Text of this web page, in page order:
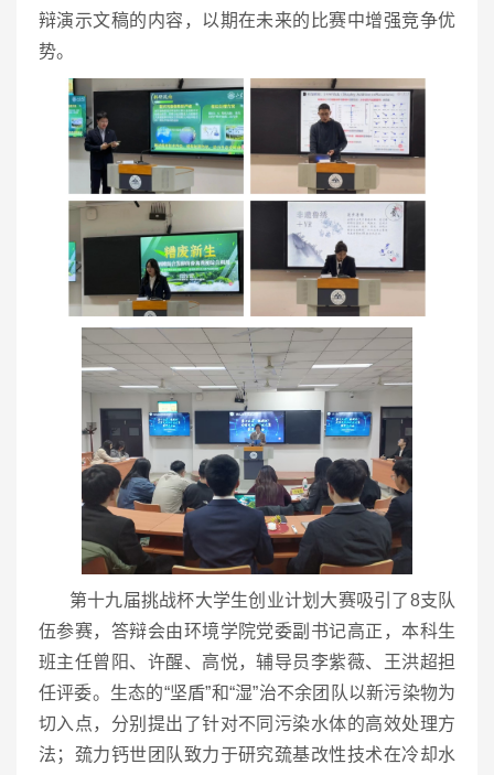
辩演示文稿的内容，以期在未来的比赛中增强竞争优
势。
第十九届挑战杯大学生创业计划大赛吸引了8支队
伍参赛，答辩会由环境学院党委副书记高正，本科生
班主任曾阳、许醒、高悦，辅导员李紫薇、王洪超担
任评委。生态的“坚盾”和“湿”治不余团队以新污染物为
切入点，分别提出了针对不同污染水体的高效处理方
法；巯力钙世团队致力于研究巯基改性技术在冷却水